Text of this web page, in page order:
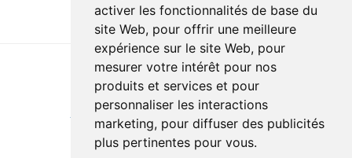
activer les fonctionnalités de base du
site Web, pour offrir une meilleure
expérience sur le site Web, pour
mesurer votre intérêt pour nos
produits et services et pour
personnaliser les interactions
marketing, pour diffuser des publicités
plus pertinentes pour vous.
Last update : 25 July 2024
Accessibility
Website development